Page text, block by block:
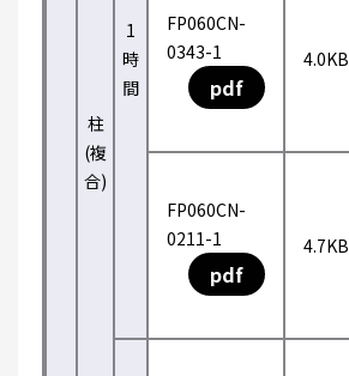
柱
(複
合)
1
時
間
FP060CN-
0343-1
pdf
4.0KB
FP060CN-
0211-1
pdf
4.7KB